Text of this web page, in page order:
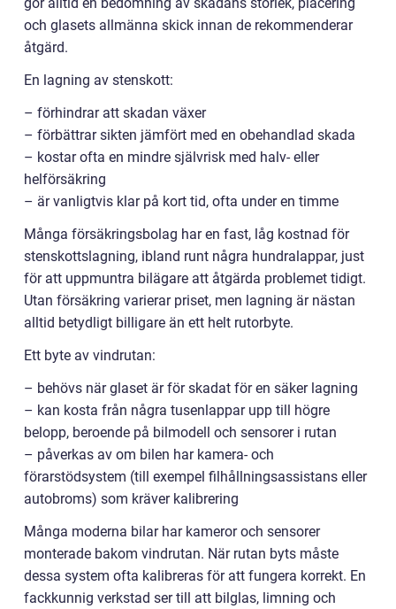
gör alltid en bedömning av skadans storlek, placering
och glasets allmänna skick innan de rekommenderar
åtgärd.
En lagning av stenskott:
– förhindrar att skadan växer
– förbättrar sikten jämfört med en obehandlad skada
– kostar ofta en mindre självrisk med halv- eller
helförsäkring
– är vanligtvis klar på kort tid, ofta under en timme
Många försäkringsbolag har en fast, låg kostnad för
stenskottslagning, ibland runt några hundralappar, just
för att uppmuntra bilägare att åtgärda problemet tidigt.
Utan försäkring varierar priset, men lagning är nästan
alltid betydligt billigare än ett helt rutorbyte.
Ett byte av vindrutan:
– behövs när glaset är för skadat för en säker lagning
– kan kosta från några tusenlappar upp till högre
belopp, beroende på bilmodell och sensorer i rutan
– påverkas av om bilen har kamera- och
förarstödsystem (till exempel filhållningsassistans eller
autobroms) som kräver kalibrering
Många moderna bilar har kameror och sensorer
monterade bakom vindrutan. När rutan byts måste
dessa system ofta kalibreras för att fungera korrekt. En
fackkunnig verkstad ser till att bilglas, limning och